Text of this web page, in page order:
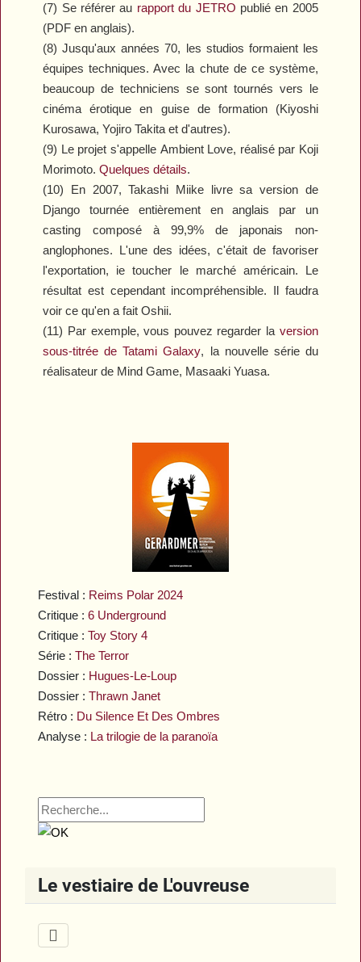
Festival : Reims Polar 2024
Critique :6 Underground
Critique :Toy Story 4
Série :The Terror
Dossier : Hugues-Le-Loup
Dossier :Thrawn Janet
Rétro : Du Silence Et Des Ombres
Analyse : La trilogie de la paranoïa
Le vestiaire de L'ouvreuse
(7) Se référer au rapport du JETRO publié en 2005
(PDF en anglais).
(8) Jusqu'aux années 70, les studios formaient les
équipes techniques. Avec la chute de ce système,
beaucoup de techniciens se sont tournés vers le
cinéma érotique en guise de formation (Kiyoshi
Kurosawa, Yojiro Takita et d'autres).
(9) Le projet s'appelle Ambient Love, réalisé par Koji
Morimoto.Quelques détails.
(10) En 2007, Takashi Miike livre sa version de
Django tournée entièrement en anglais par un
casting composé à 99,9% de japonais non-
anglophones. L'une des idées, c'était de favoriser
l'exportation, ie toucher le marché américain. Le
résultat est cependant incompréhensible. Il faudra
voir ce qu'en a fait Oshii.
(11) Par exemple, vous pouvez regarder la version
sous-titrée deTatami Galaxy, la nouvelle série du
réalisateur de Mind Game, Masaaki Yuasa.